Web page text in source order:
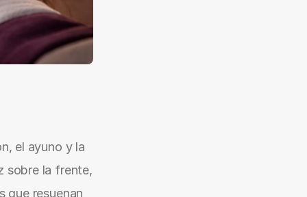
el ayuno y la
sobre la frente,
que resuenan